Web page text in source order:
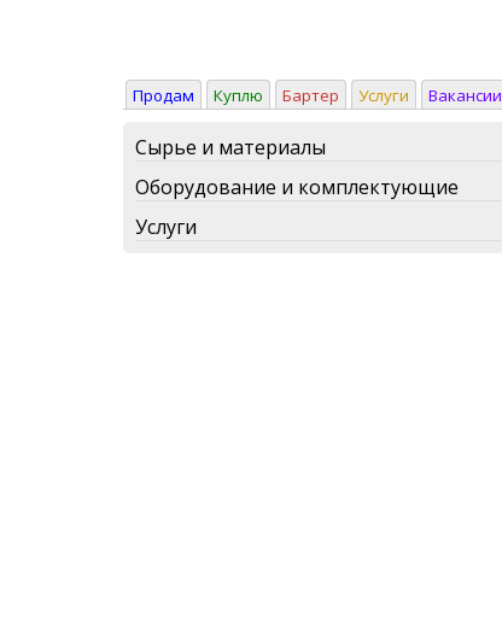
Продам Куплю Бартер Услуги Вакансии
Сырье и материалы
Оборудование и комплектующие
Услуги